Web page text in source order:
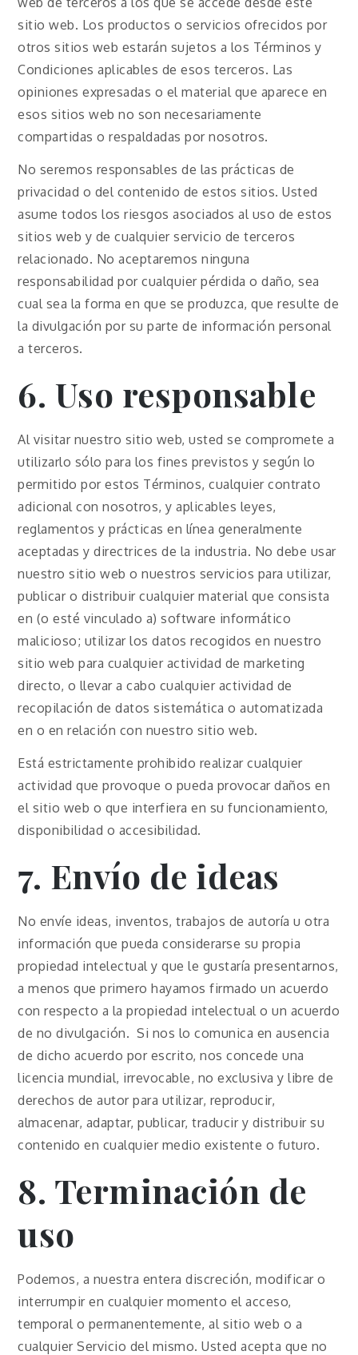
sitio web. Los productos o servicios ofrecidos por
otros sitios web estarán sujetos a los Términos y
Condiciones aplicables de esos terceros. Las
opiniones expresadas o el material que aparece en
esos sitios web no son necesariamente
compartidas o respaldadas por nosotros.
No seremos responsables de las prácticas de
privacidad o del contenido de estos sitios. Usted
asume todos los riesgos asociados al uso de estos
sitios web y de cualquier servicio de terceros
relacionado. No aceptaremos ninguna
responsabilidad por cualquier pérdida o daño, sea
cual sea la forma en que se produzca, que resulte de
la divulgación por su parte de información personal
a terceros.
6. Uso responsable
Al visitar nuestro sitio web, usted se compromete a
utilizarlo sólo para los fines previstos y según lo
permitido por estos Términos, cualquier contrato
adicional con nosotros, y aplicables leyes,
reglamentos y prácticas en línea generalmente
aceptadas y directrices de la industria. No debe usar
nuestro sitio web o nuestros servicios para utilizar,
publicar o distribuir cualquier material que consista
en (o esté vinculado a) software informático
malicioso; utilizar los datos recogidos en nuestro
sitio web para cualquier actividad de marketing
directo, o llevar a cabo cualquier actividad de
recopilación de datos sistemática o automatizada
en o en relación con nuestro sitio web.
Está estrictamente prohibido realizar cualquier
actividad que provoque o pueda provocar daños en
el sitio web o que interfiera en su funcionamiento,
disponibilidad o accesibilidad.
7. Envío de ideas
No envíe ideas, inventos, trabajos de autoría u otra
información que pueda considerarse su propia
propiedad intelectual y que le gustaría presentarnos,
a menos que primero hayamos firmado un acuerdo
con respecto a la propiedad intelectual o un acuerdo
de no divulgación. Si nos lo comunica en ausencia
de dicho acuerdo por escrito, nos concede una
licencia mundial, irrevocable, no exclusiva y libre de
derechos de autor para utilizar, reproducir,
almacenar, adaptar, publicar, traducir y distribuir su
contenido en cualquier medio existente o futuro.
8. Terminación de
uso
Podemos, a nuestra entera discreción, modificar o
interrumpir en cualquier momento el acceso,
temporal o permanentemente, al sitio web o a
cualquier Servicio del mismo. Usted acepta que no